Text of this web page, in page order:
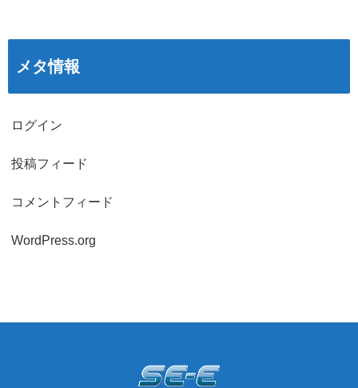
メタ情報
ログイン
投稿フィード
コメントフィード
WordPress.org